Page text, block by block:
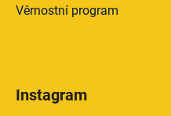
Věrnostní program
Instagram